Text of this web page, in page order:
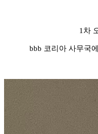
1차
bbb 코리아 사무국